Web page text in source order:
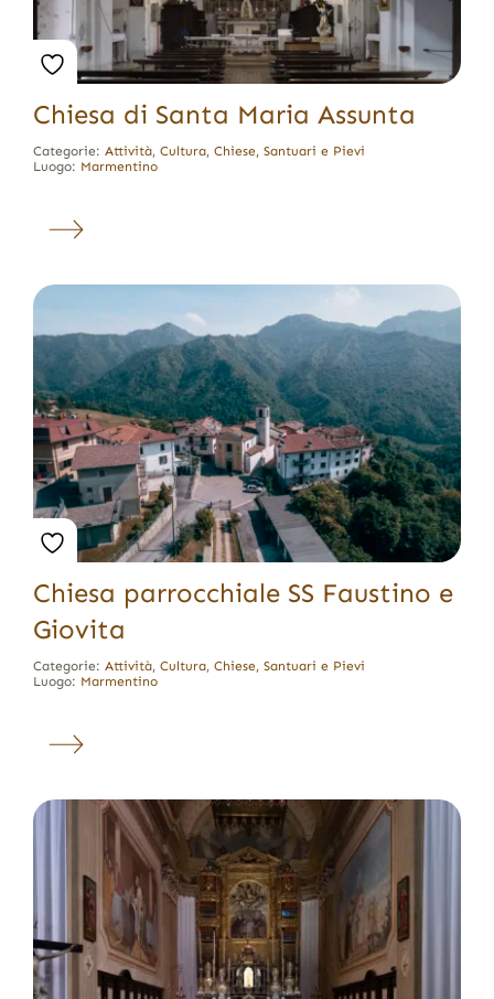
Chiesa di Santa Maria Assunta
Categorie: Attività, Cultura, Chiese, Santuari e Pievi
Luogo: Marmentino
Chiesa parrocchiale SS Faustino e
Giovita
Categorie: Attività, Cultura, Chiese, Santuari e Pievi
Luogo: Marmentino